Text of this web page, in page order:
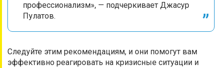
профессионализм», — подчеркивает Джасур
Пулатов.
Следуйте этим рекомендациям, и они помогут вам
эффективно реагировать на кризисные ситуации и